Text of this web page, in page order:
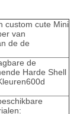
custom cute Mini
van
de de
de
Harde Shell